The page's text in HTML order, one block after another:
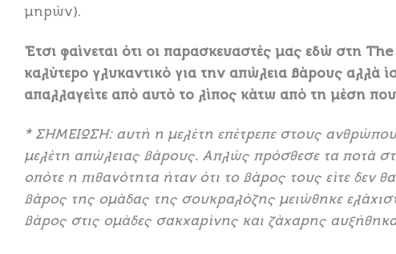
μηρών).
Έτσι φαίνεται ότι οι παρασκευαστές μας εδώ στη
καλύτερο γλυκαντικό για την απώλεια βάρους αλλά
απαλλαγείτε από αυτό το λίπος κάτω από τη μέση
* ΣΗΜΕΙΩΣΗ: αυτή η μελέτη επέτρεπε στους
μελέτη απώλειας βάρους. Απλώς πρόσθεσε τα ποτά
οπότε η πιθανότητα ήταν ότι το βάρος τους είτε δεν
βάρος της ομάδας της σουκραλόζης μειώθηκε
βάρος στις ομάδες σακχαρίνης και ζάχαρης